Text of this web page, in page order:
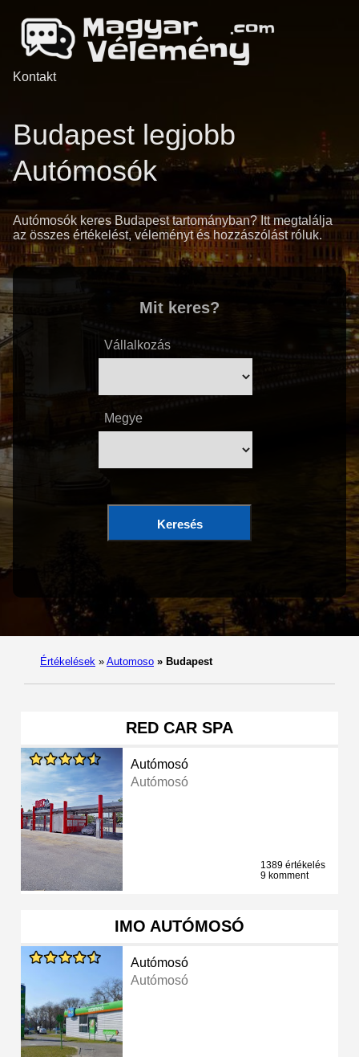
Kontakt
Budapest legjobb
Autómosók
Autómosók keres Budapest tartományban? Itt megtalálja
az összes értékelést, véleményt és hozzászólást róluk.
Mit keres?
Vállalkozás
Megye
Keresés
Értékelések » Automoso » Budapest
RED CAR SPA
Autómosó
Autómosó
1389 értékelés
9 komment
IMO AUTÓMOSÓ
Autómosó
Autómosó